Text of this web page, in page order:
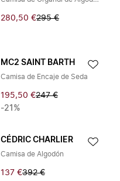
280,50 €295 €
MC2 SAINT BARTH
Camisa de Encaje de Seda
195,50 €247 €
-21%
CÉDRIC CHARLIER
Camisa de Algodón
137 €392 €